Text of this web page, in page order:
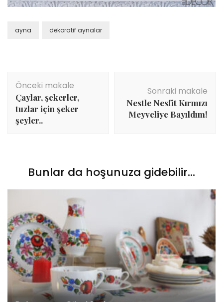
ayna dekoratif aynalar
Yazı
dolaşımı
Önceki makale
Çaylar, şekerler,
tuzlar için şeker
şeyler..
Sonraki makale
Nestle Nesfit Kırmızı
Meyveliye Bayıldım!
Bunlar da hoşunuza gidebilir...